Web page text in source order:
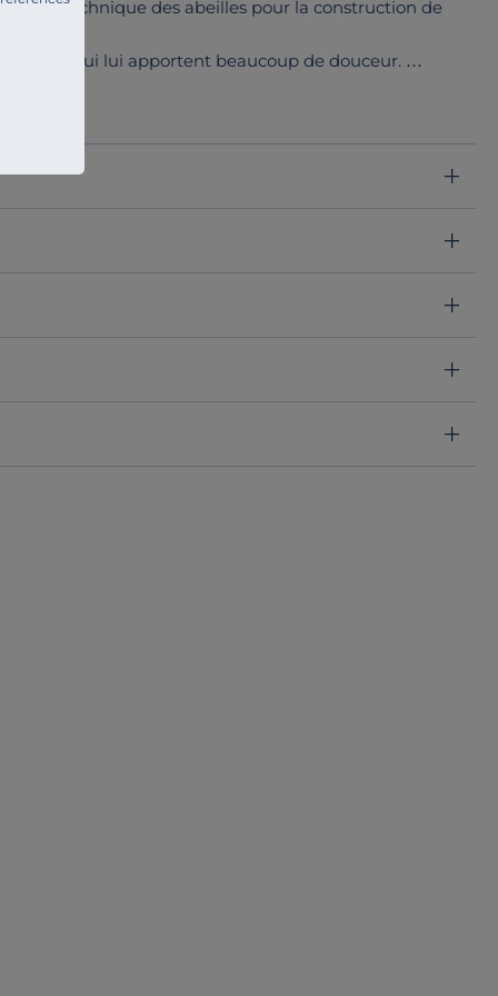
à la technique des abeilles pour la construction de
qui lui apportent beaucoup de douceur.
pied du lit.